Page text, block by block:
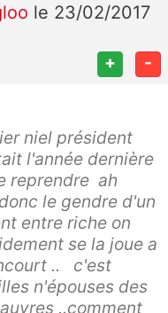
le 23/02/2017
+ -
niel président
l'année dernière
reprendre ah
le gendre d'un
entre riche on
se la joue a
.. c'est
n'épouses des
..comment